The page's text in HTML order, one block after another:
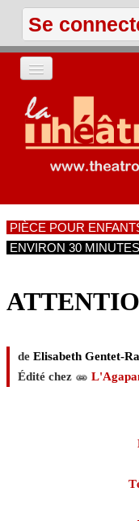
Se
ACCUEIL
LES TEXTES
LES ANNONCES
PIÈCE POUR
ENVIRON 30 MINUTES
de Elisabeth Gentet-
Édité chez